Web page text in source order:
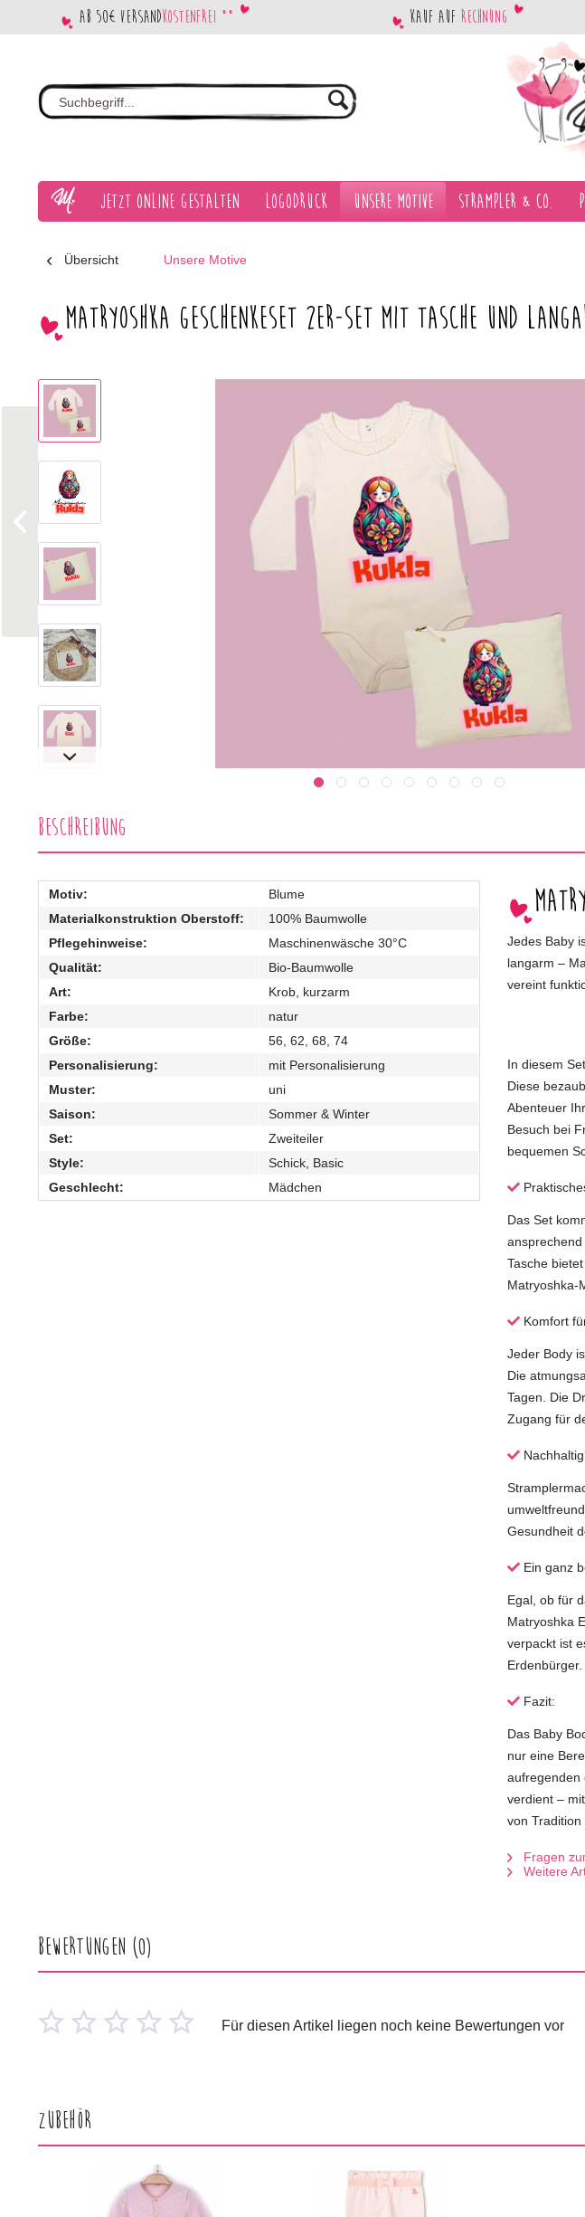
Ab 50€ Versandkostenfrei ** Kauf auf Rechnung
Jetzt Online gestalten Logodruck Unsere Motive Strampler & Co.
Übersicht Unsere Motive
Matryoshka Geschenkeset 2er-Set mit Tasche und
Beschreibung
Motiv:
Blume
Materialkonstruktion Oberstoff:
100% Baumwolle
Pflegehinweise:
Maschinenwäsche 30°C
Qualität:
Bio-Baumwolle
Art:
Krob, kurzarm
Farbe:
natur
Größe:
56, 62, 68, 74
Personalisierung:
mit Personalisierung
Muster:
uni
Saison:
Sommer & Winter
Set:
Zweiteiler
Style:
Schick, Basic
Geschlecht:
Mädchen
Jedes Baby
langarm –
vereint
In diesem
Diese
Abenteuer
Besuch bei
bequemen
Das Set
Tasche
Matryoshka-
Komfort
Jeder Body
Die
Tagen. Die
Zugang für
Gesundheit
Ein ganz
Egal, ob für
Matryoshka
verpackt ist
Erdenbürger.
Fazit:
Das Baby
nur eine
aufregenden
verdient –
von
Fragen
Weitere
Bewertungen (0)
Für diesen Artikel liegen noch keine Bewertungen vor
Zubehör